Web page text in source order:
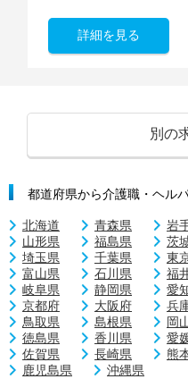
詳細を見る
別の
都道府県から介護職・ヘル
北海道 青森県 岩
山形県
福島県 茨
埼玉県
千葉県 東
富山県
石川県 福
岐阜県
静岡県 愛
京都府
大阪府 兵
鳥取県
島根県 岡
徳島県
香川県 愛
佐賀県
長崎県 熊
鹿児島県
沖縄県